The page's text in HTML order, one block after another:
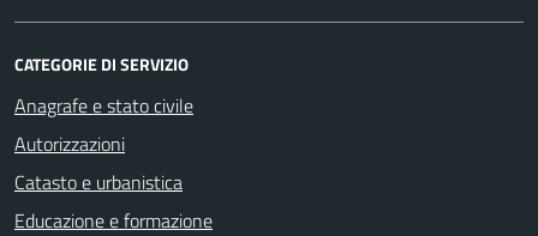
CATEGORIE DI SERVIZIO
Anagrafe e stato civile
Autorizzazioni
Catasto e urbanistica
Educazione e formazione